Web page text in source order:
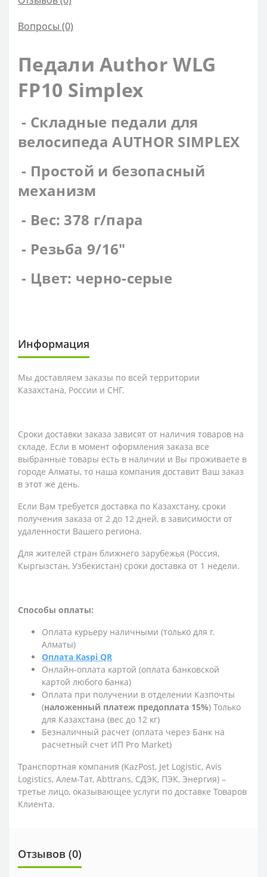
Вопросы (0)
Педали Author WLG
FP10 Simplex
- Складные педали для
велосипеда AUTHOR SIMPLEX
- Простой и безопасный
механизм
- Вес: 378 г/пара
- Резьба 9/16"
- Цвет: черно-серые
Информация
Мы доставляем заказы по всей территории
Казахстана, России и СНГ.
Сроки доставки заказа зависят от наличия товаров на
складе. Если в момент оформления заказа все
выбранные товары есть в наличии и Вы проживаете в
городе Алматы, то наша компания доставит Ваш заказ
в этот же день.
Если Вам требуется доставка по Казахстану, сроки
получения заказа от 2 до 12 дней, в зависимости от
удаленности Вашего региона.
Для жителей стран ближнего зарубежья (Россия,
Кыргызстан, Узбекистан) сроки доставка от 1 недели.
Способы оплаты:
Оплата курьеру наличными (только для г.
Алматы)
Оплата Kaspi QR
Онлайн-оплата картой (оплата банковской
картой любого банка)
Оплата при получении в отделении Казпочты
(наложенный платеж предоплата 15%) Только
для Казахстана (вес до 12 кг)
Безналичный расчет (оплата через Банк на
расчетный счет ИП Pro Market)
Транспортная компания (KazPost, Jet Logistic, Avis
Logistics, Алем-Тат, Abttrans, СДЭК, ПЭК, Энергия) –
третье лицо, оказывающее услуги по доставке Товаров
Клиента.
Отзывов (0)